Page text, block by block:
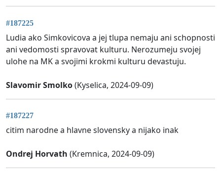
#187225
Ludia ako Simkovicova a jej tlupa nemaju ani schopnosti
ani vedomosti spravovat kulturu. Nerozumeju svojej
ulohe na MK a svojimi krokmi kulturu devastuju.
Slavomir Smolko(Kyselica, 2024-09-09)
#187227
citim narodne a hlavne slovensky a nijako inak
Ondrej Horvath (Kremnica, 2024-09-09)